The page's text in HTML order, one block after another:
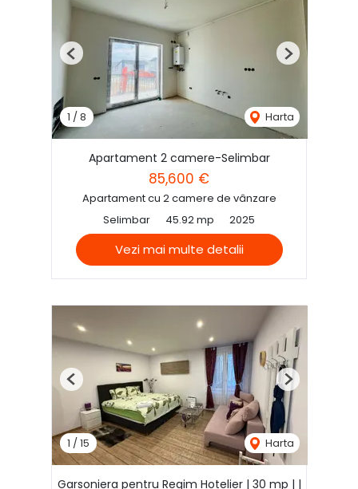
1 / 8 Harta
Previous Next
Apartament 2 camere-Selimbar
85,600 €
Apartament cu 2 camere de vânzare
Selimbar
45.92 mp 2025
Vezi mai multe detalii
1 /15 Harta
Previous Next
Garsoniera pentru Regim Hotelier | 30 mp | |